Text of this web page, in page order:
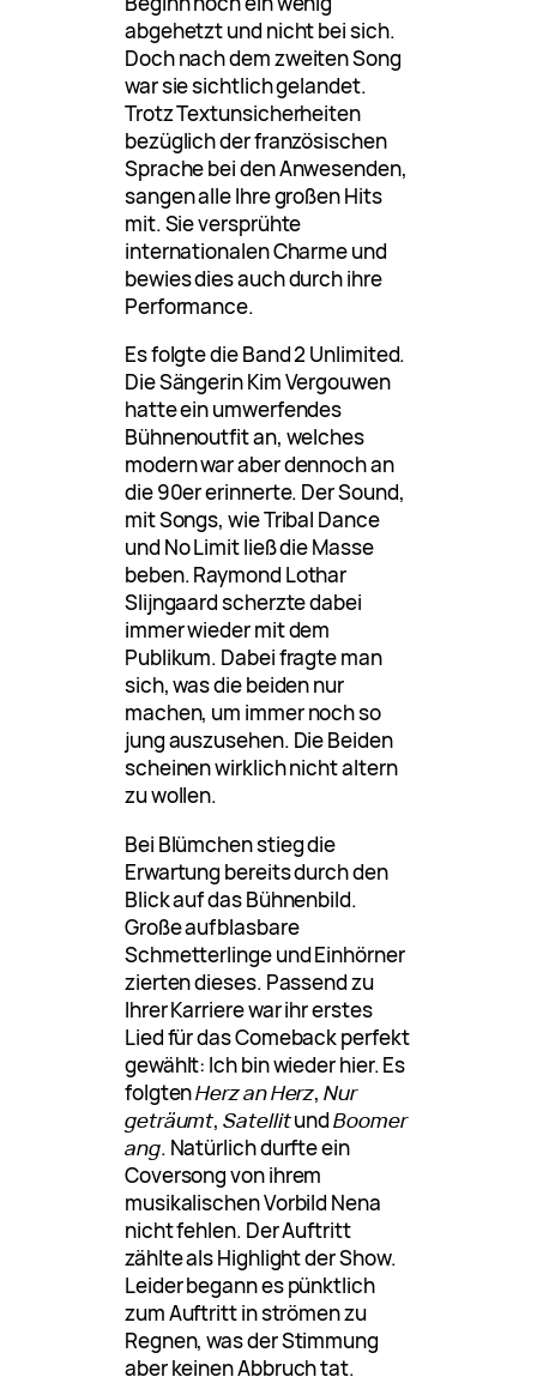
abgehetzt und nicht bei sich.
Doch nach dem zweiten Song
war sie sichtlich gelandet.
Trotz Textunsicherheiten
bezüglich der französischen
Sprache bei den Anwesenden,
sangen alle Ihre großen Hits
mit. Sie versprühte
internationalen Charme und
bewies dies auch durch ihre
Performance.
Es folgte die Band 2 Unlimited.
Die Sängerin Kim Vergouwen
hatte ein umwerfendes
Bühnenoutfit an, welches
modern war aber dennoch an
die 90er erinnerte. Der Sound,
mit Songs, wie Tribal Dance
und No Limit ließ die Masse
beben. Raymond Lothar
Slijngaard scherzte dabei
immer wieder mit dem
Publikum. Dabei fragte man
sich, was die beiden nur
machen, um immer noch so
jung auszusehen. Die Beiden
scheinen wirklich nicht altern
zu wollen.
Bei Blümchen stieg die
Erwartung bereits durch den
Blick auf das Bühnenbild.
Große aufblasbare
Schmetterlinge und Einhörner
zierten dieses. Passend zu
Ihrer Karriere war ihr erstes
Lied für das Comeback perfekt
gewählt: Ich bin wieder hier. Es
folgtenHerz an Herz,Nur
geträumt,SatellitundBoomer
ang. Natürlich durfte ein
Coversong von ihrem
musikalischen Vorbild Nena
nicht fehlen. Der Auftritt
zählte als Highlight der Show.
Leider begann es pünktlich
zum Auftritt in strömen zu
Regnen, was der Stimmung
aber keinen Abbruch tat.